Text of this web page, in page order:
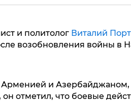
и политолог Виталий
возобновления войны в
и Азербайджаном,
отметил, что боевые